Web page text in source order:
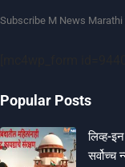
Subscribe M News Marathi
Popular Posts
लिव्ह-
सर्वोच्च